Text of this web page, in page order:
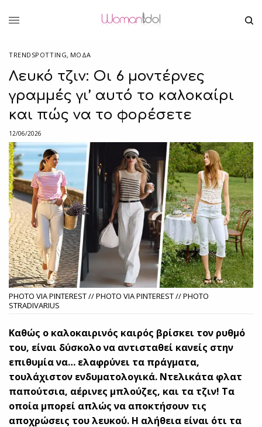
TRENDSPOTTING, ΜΟΔΑ
Λευκό τζιν: Οι 6 μοντέρνες
γραμμές γι’ αυτό το καλοκαίρι
και πώς να το φορέσετε
12/06/2026
PHOTO VIA PINTEREST // PHOTO VIA PINTEREST // PHOTO
STRADIVARIUS
Καθώς ο καλοκαιρινός καιρός βρίσκει τον ρυθμό
του, είναι δύσκολο να αντισταθεί κανείς στην
επιθυμία να… ελαφρύνει τα πράγματα,
τουλάχιστον ενδυματολογικά. Ντελικάτα φλατ
παπούτσια, αέρινες μπλούζες, και τα τζιν! Τα
οποία μπορεί απλώς να αποκτήσουν τις
αποχρώσεις του λευκού. Η αλήθεια είναι ότι τα